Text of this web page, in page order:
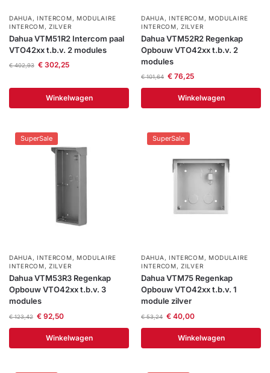
Outlet SALE
Help &
service
DAHUA , INTERCOM, MODULAIRE
INTERCOM,ZILVER
Dahua VTM51R2 Intercom paal
VTO42xx t.b.v. 2 modules
€402,93 €302,25
Winkelwagen
DAHUA , INTERCOM, MODULAIRE
INTERCOM,ZILVER
Dahua VTM52R2 Regenkap
Opbouw VTO42xx t.b.v. 2
modules
€101,64 €76,25
Winkelwagen
SuperSale
DAHUA , INTERCOM , MODULAIRE
INTERCOM ,ZILVER
Dahua VTM53R3 Regenkap
Opbouw VTO42xx t.b.v. 3
modules
€123,42 €92,50
Winkelwagen
SuperSale
DAHUA , INTERCOM , MODULAIRE
INTERCOM ,ZILVER
Dahua VTM75 Regenkap
Opbouw VTO42xx t.b.v. 1
module zilver
€53,24 €40,00
Winkelwagen